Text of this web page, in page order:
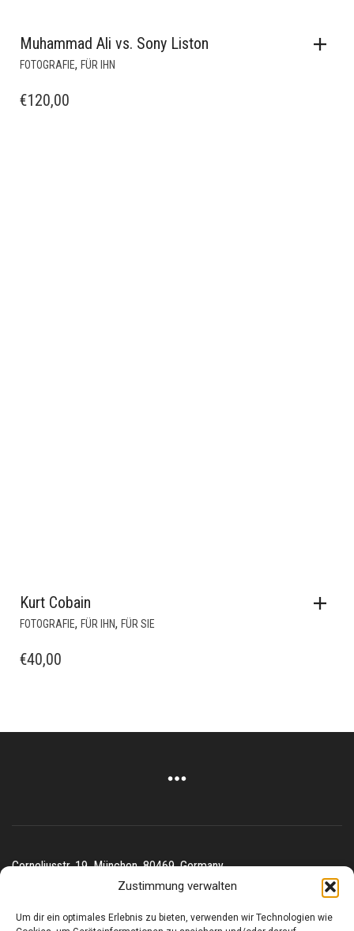
Zustimmung verwalten
Um dir ein optimales Erlebnis zu bieten, verwenden wir Technologien wie
Muhammad Ali vs. Sony Liston
FOTOGRAFIE, FÜR IHN
€120,00
Kurt Cobain
FOTOGRAFIE, FÜR IHN, FÜR SIE
€40,00
Corneliusstr. 19, München, 80469, Germany
Telefon: +49 (0)89 552 985 72
UHR